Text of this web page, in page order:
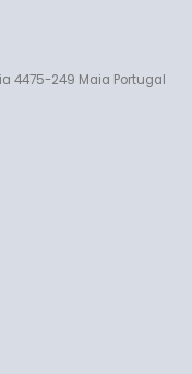
4475-249 Maia Portugal